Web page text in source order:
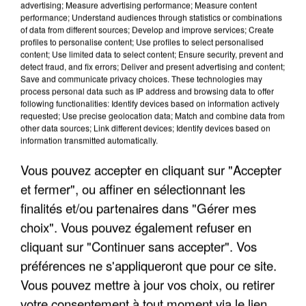
UN SECOND CADRE DE LA DZ MAFIA
INTERPELLÉ EN ALGÉRIE
advertising; Measure advertising performance; Measure content
performance; Understand audiences through statistics or combinations
of data from different sources; Develop and improve services; Create
profiles to personalise content; Use profiles to select personalised
content; Use limited data to select content; Ensure security, prevent and
detect fraud, and fix errors; Deliver and present advertising and content;
Save and communicate privacy choices. These technologies may
process personal data such as IP address and browsing data to offer
following functionalities: Identify devices based on information actively
requested; Use precise geolocation data; Match and combine data from
other data sources; Link different devices; Identify devices based on
information transmitted automatically.
Vous pouvez accepter en cliquant sur "Accepter
et fermer", ou affiner en sélectionnant les
finalités et/ou partenaires dans "Gérer mes
choix". Vous pouvez également refuser en
cliquant sur "Continuer sans accepter". Vos
préférences ne s'appliqueront que pour ce site.
Vous pouvez mettre à jour vos choix, ou retirer